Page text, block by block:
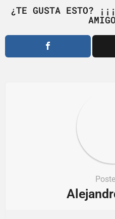
P
g
n
¿TE GUSTA ESTO?